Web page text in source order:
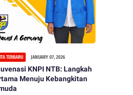
TERBARU JANUARY 07, 2026
KNPI NTB: Langkah
Menuju Kebangkitan